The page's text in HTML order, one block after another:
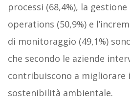
processi (68,4%), la
operations (50,9%) e
di monitoraggio (49,1%)
che secondo le aziende
contribuiscono a migliorare
sostenibilità ambientale.